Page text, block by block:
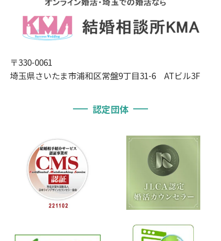
〒330-0061
埼玉県さいたま市浦和区常盤9丁目31-6 ATビル3F
認定団体